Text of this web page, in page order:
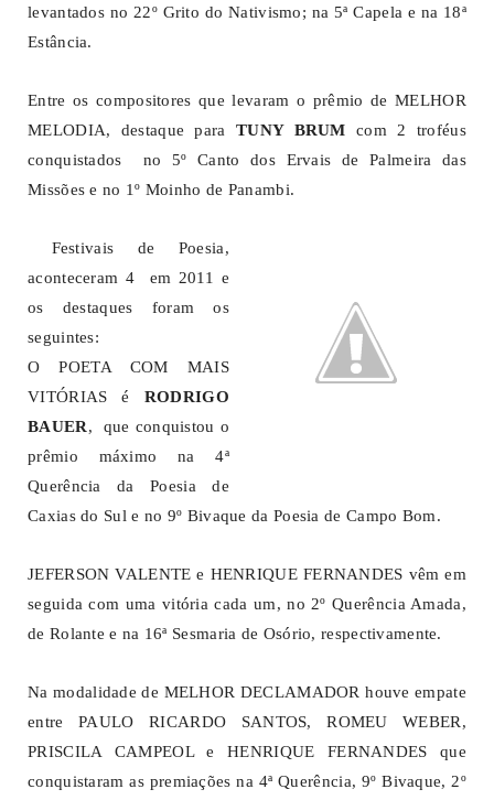
levantados no 22º Grito do Nativismo; na 5ª Capela e na 18ª
Estância.
Entre os compositores que levaram o prêmio de MELHOR
MELODIA, destaque para TUNY BRUM com 2 troféus
conquistados no 5º Canto dos Ervais de Palmeira das
Missões e no 1º Moinho de Panambi.
Festivais de Poesia,
aconteceram 4 em 2011 e
os destaques foram os
seguintes:
O POETA COM MAIS
VITÓRIAS é RODRIGO
BAUER, que conquistou o
prêmio máximo na 4ª
Querência da Poesia de
Caxias do Sul e no 9º Bivaque da Poesia de Campo Bom.
JEFERSON VALENTE e HENRIQUE FERNANDES vêm em
seguida com uma vitória cada um, no 2º Querência Amada,
de Rolante e na 16ª Sesmaria de Osório, respectivamente.
Na modalidade de MELHOR DECLAMADOR houve empate
entre PAULO RICARDO SANTOS, ROMEU WEBER,
PRISCILA CAMPEOL e HENRIQUE FERNANDES que
conquistaram as premiações na 4ª Querência, 9º Bivaque, 2º